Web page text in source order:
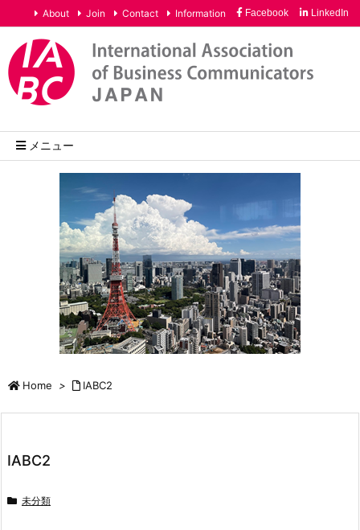
メニュー
About Join Contact Information Facebook LinkedIn
Home > IABC2
IABC2
未分類